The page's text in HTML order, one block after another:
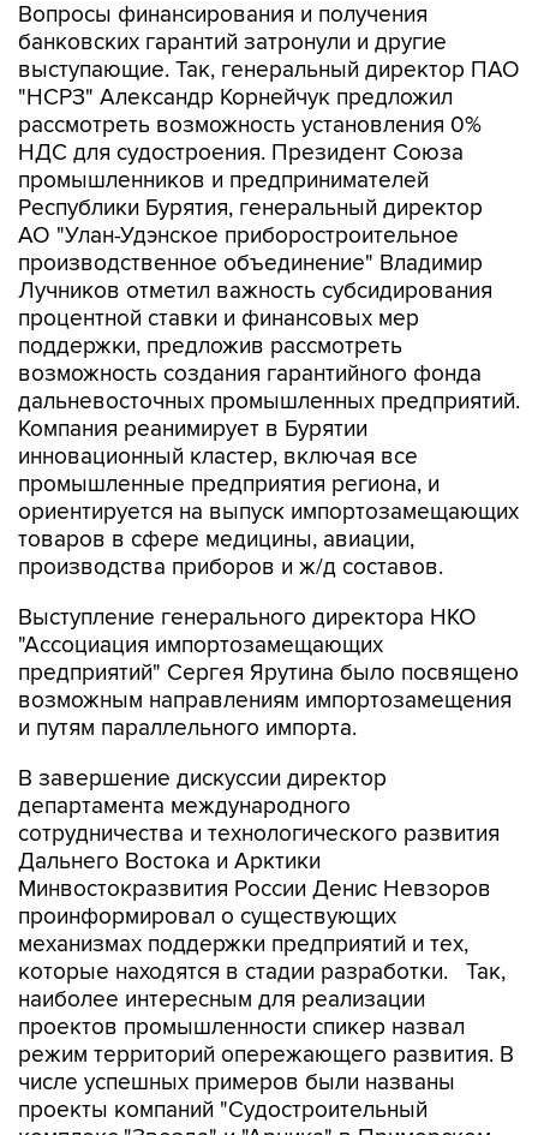
Вопросы финансирования и получения
банковских гарантий затронули и другие
выступающие. Так, генеральный директор ПАО
"НСРЗ" Александр Корнейчук предложил
рассмотреть возможность установления 0%
НДС для судостроения. Президент Союза
промышленников и предпринимателей
Республики Бурятия, генеральный директор
АО "Улан-Удэнское приборостроительное
производственное объединение" Владимир
Лучников отметил важность субсидирования
процентной ставки и финансовых мер
поддержки, предложив рассмотреть
возможность создания гарантийного фонда
дальневосточных промышленных предприятий.
Компания реанимирует в Бурятии
инновационный кластер, включая все
промышленные предприятия региона, и
ориентируется на выпуск импортозамещающих
товаров в сфере медицины, авиации,
производства приборов и ж/д составов.
Выступление генерального директора НКО
"Ассоциация импортозамещающих
предприятий" Сергея Ярутина было посвящено
возможным направлениям импортозамещения
и путям параллельного импорта.
В завершение дискуссии директор
департамента международного
сотрудничества и технологического развития
Дальнего Востока и Арктики
Минвостокразвития России Денис Невзоров
проинформировал о существующих
механизмах поддержки предприятий и тех,
которые находятся в стадии разработки. Так,
наиболее интересным для реализации
проектов промышленности спикер назвал
режим территорий опережающего развития. В
числе успешных примеров были названы
проекты компаний "Судостроительный